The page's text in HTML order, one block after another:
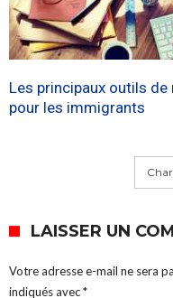
Les principaux outils de
pour les immigrants
LAISSER UN
Votre adresse e-mail ne sera
indiqués avec*